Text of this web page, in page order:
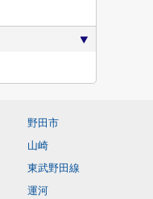
野田市
山崎
東武野田線
運河